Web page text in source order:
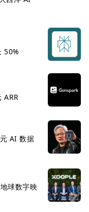
50%
ARR
AI 数据
球数字映